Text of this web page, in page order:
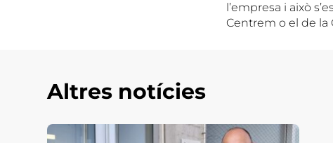
l’empresa i això
Centrem o el de la
Altres notícies